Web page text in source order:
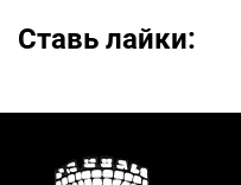
Ставь лайки: